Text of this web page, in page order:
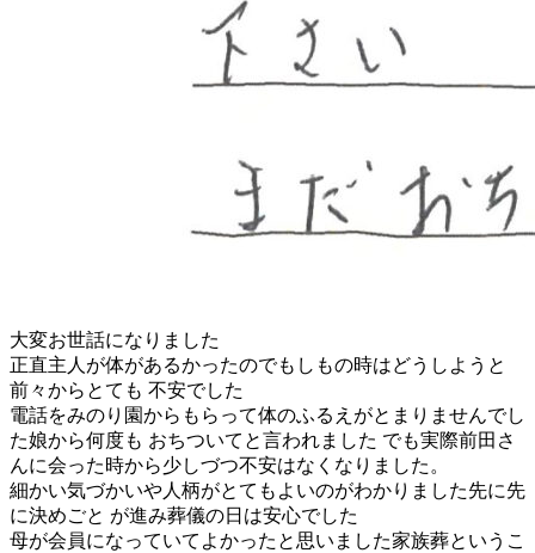
大変お世話になりました
正直主人が体があるかったのでもしもの時はどうしようと
前々からとても 不安でした
電話をみのり園からもらって体のふるえがとまりませんでし
た娘から何度も おちついてと言われました でも実際前田さ
んに会った時から少しづつ不安はなくなりました。
細かい気づかいや人柄がとてもよいのがわかりました先に先
に決めごと が進み葬儀の日は安心でした
母が会員になっていてよかったと思いました家族葬というこ